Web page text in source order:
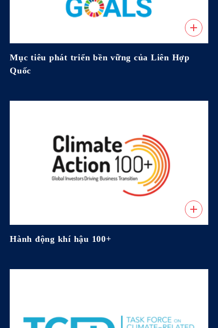
Mục tiêu phát triển bền vững của Liên Hợp
Quốc
Hành động khí hậu 100+